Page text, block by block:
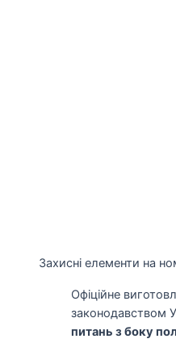
Захисні елементи на
Офіційне
законодавством
питань з боку